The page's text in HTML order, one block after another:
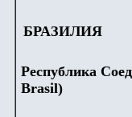
БРАЗИЛИЯ
Республика
Brasil)